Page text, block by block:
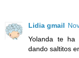
Lidia gmail
Yolanda te ha
dando saltitos